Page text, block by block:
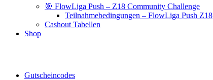
🎯 FlowLiga Push – Z18 Community Challenge
Teilnahmebedingungen – FlowLiga Push Z18
Cashout Tabellen
Shop
Gutscheincodes